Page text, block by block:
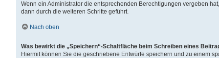
Wenn ein Administrator die entsprechenden Berechtigungen vergeben
dann durch die weiteren Schritte geführt.
Nach oben
Was bewirkt die „Speichern“-Schaltfläche beim Schreiben eines
Hiermit können Sie die geschriebene Entwürfe speichern und zu einem